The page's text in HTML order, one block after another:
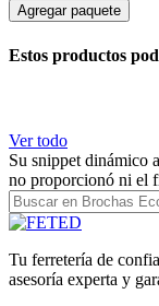
Agregar paquete
Estos productos
Ver todo
Su snippet dinámico
no proporcionó ni el
Tu ferretería de
asesoría experta y